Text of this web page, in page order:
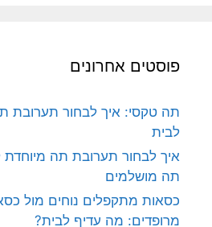
פוסטים אחרונים
תה טקסי: איך לבחור תערובת
לבית
איך לבחור תערובת תה מיוחדת
תה מושלמים
כסאות מתקפלים נוחים מול
מרופדים: מה עדיף לבית?